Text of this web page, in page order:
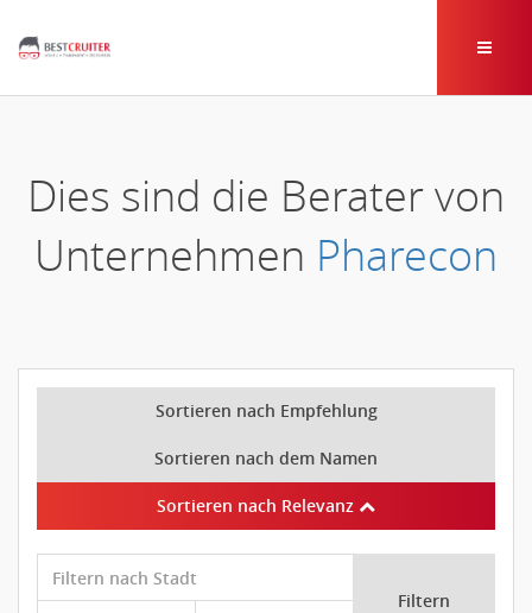
Dies sind die Berater von
Unternehmen Pharecon
Sortieren nach Empfehlung
Sortieren nach dem Namen
Sortieren nach Relevanz
Filtern